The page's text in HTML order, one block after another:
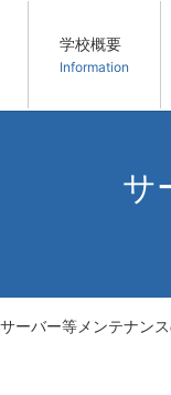
学校概要
Information
サ
サーバー等メンテナン